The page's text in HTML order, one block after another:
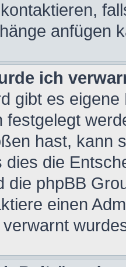
anfügen
ich
gibt es
festgelegt
hast, kann
dies die
die phpBB
einen